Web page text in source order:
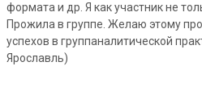
формата и др. Я как участник не
Прожила в группе. Желаю этому
успехов в группаналитической
Ярославль)